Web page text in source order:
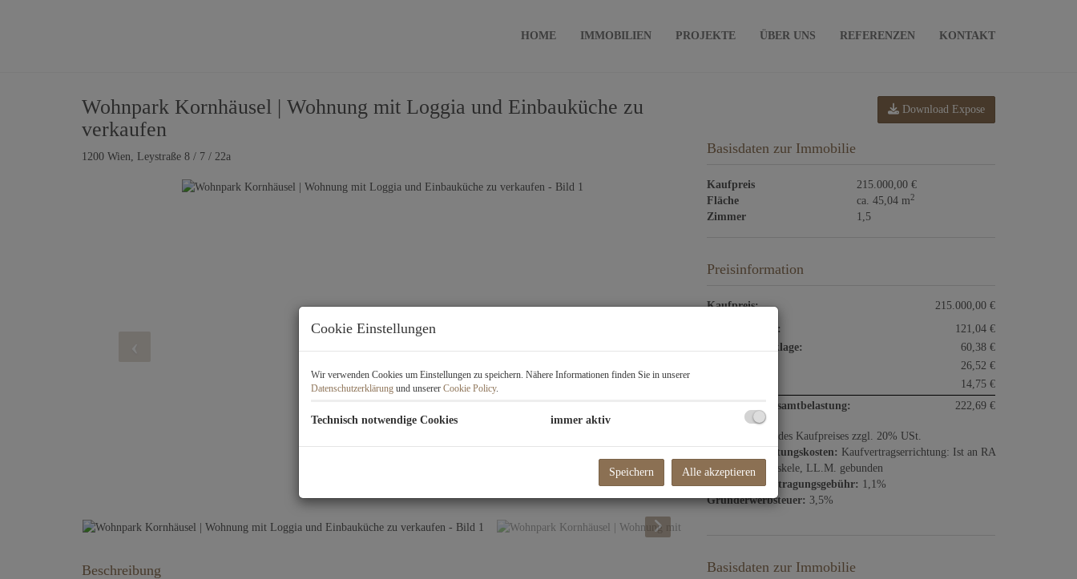
HOME IMMOBILIEN PROJEKTE ÜBER UNS REFERENZEN KONTAKT
Wohnpark Kornhäusel | Wohnung mit Loggia und Einbauküche zu
verkaufen
1200 Wien, Leystraße 8 / 7 / 22a
Beschreibung
Download Expose
Basisdaten zur Immobilie
Kaufpreis
215.000,00 €
Fläche
ca. 45,04 m2
Zimmer 1,5
Preisinformation
Kaufpreis:
215.000,00 €
Betriebskosten:
121,04 €
Reparaturrücklage:
60,38 €
26,52 €
14,75 €
monatliche Gesamtbelastung:
222,69 €
3% des Kaufpreises zzgl. 20% USt.
Vertragserrichtungskosten: Kaufvertragserrichtung: Ist an RA
Dr. Rainer Brinskele, LL.M. gebunden
Grundbucheintragungsgebühr: 1,1%
Grunderwerbsteuer: 3,5%
Basisdaten zur Immobilie
Cookie Einstellungen
Wir verwenden Cookies um Einstellungen zu speichern. Nähere Informationen finden Sie in unserer
Datenschutzerklärung und unserer Cookie Policy.
Technisch notwendige Cookies immer aktiv
Speichern Alle akzeptieren